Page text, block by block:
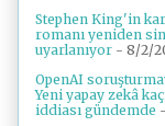
Stephen King'in
romanı yeniden
uyarlanıyor - 8/2/
OpenAI
Yeni yapay zekâ
iddiası gündemde